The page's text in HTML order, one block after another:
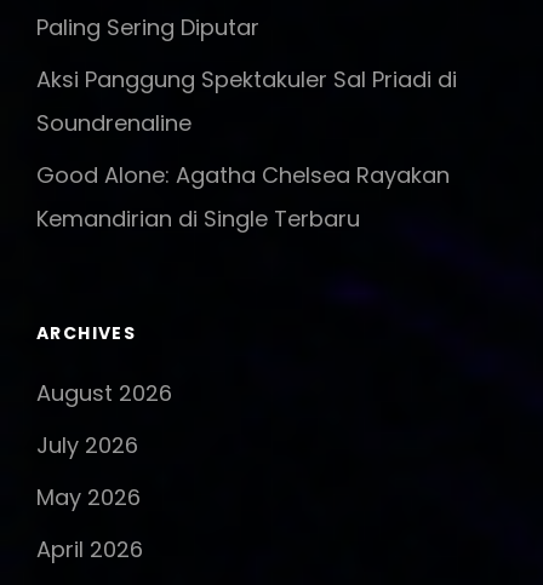
Paling Sering Diputar
Aksi Panggung Spektakuler Sal Priadi di
Soundrenaline
Good Alone: Agatha Chelsea Rayakan
Kemandirian di Single Terbaru
ARCHIVES
August 2026
July 2026
May 2026
April 2026